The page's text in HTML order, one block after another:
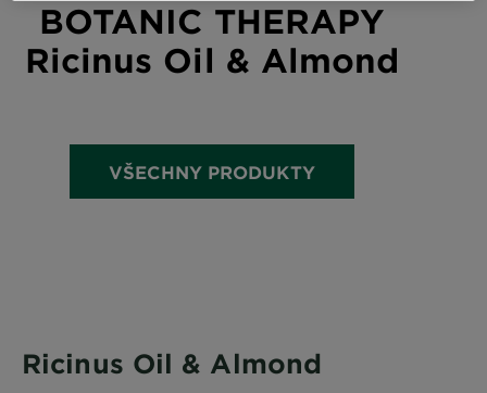
BOTANIC THERAPY
Ricinus Oil & Almond
VŠECHNY PRODUKTY
Ricinus Oil & Almond